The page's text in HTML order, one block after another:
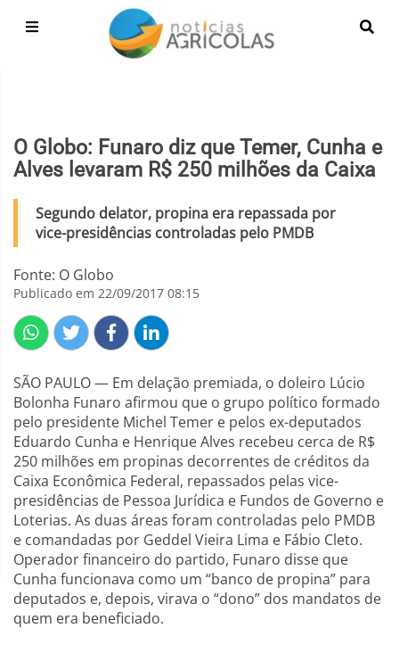
O Globo: Funaro diz que Temer, Cunha e
Alves levaram R$ 250 milhões da Caixa
Segundo delator, propina era repassada por
vice-presidências controladas pelo PMDB
Fonte: O Globo
Publicado em 22/09/2017 08:15
SÃO PAULO — Em delação premiada, o doleiro Lúcio
Bolonha Funaro afirmou que o grupo político formado
pelo presidente Michel Temer e pelos ex-deputados
Eduardo Cunha e Henrique Alves recebeu cerca de R$
250 milhões em propinas decorrentes de créditos da
Caixa Econômica Federal, repassados pelas vice-
presidências de Pessoa Jurídica e Fundos de Governo e
Loterias. As duas áreas foram controladas pelo PMDB
e comandadas por Geddel Vieira Lima e Fábio Cleto.
Operador financeiro do partido, Funaro disse que
Cunha funcionava como um “banco de propina” para
deputados e, depois, virava o “dono” dos mandatos de
quem era beneficiado.